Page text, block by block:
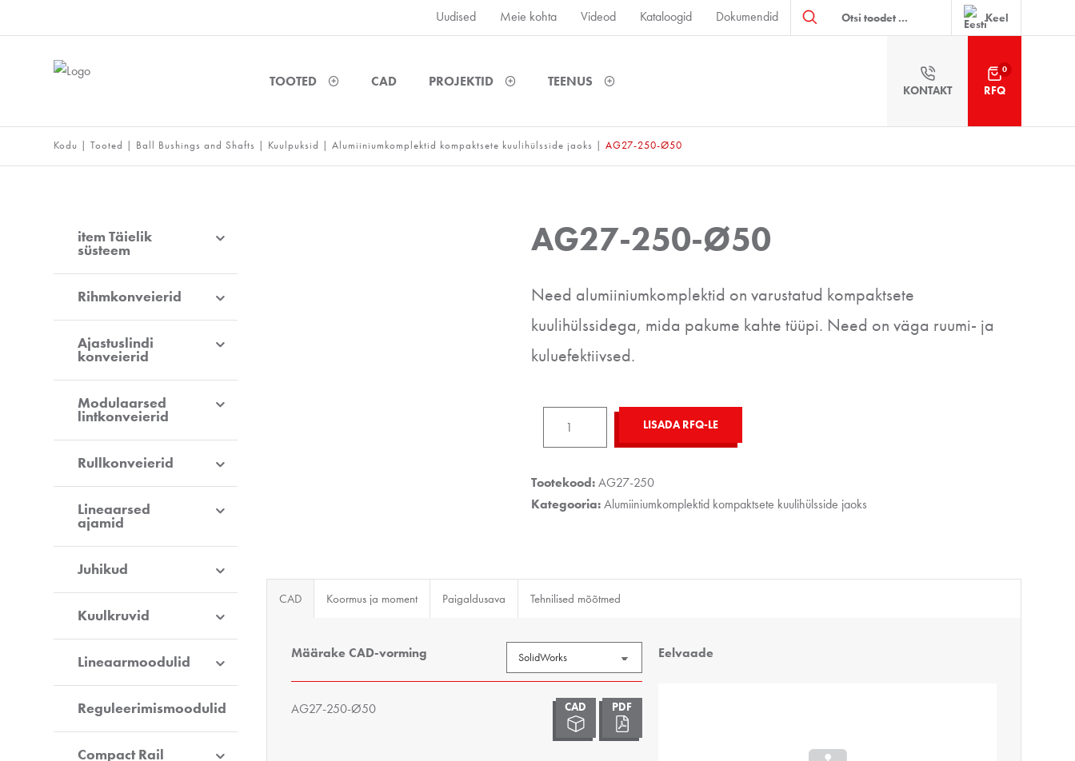
Uudised Meie kohta Videod Kataloogid Dokumendid search Keel
TOOTED CAD PROJEKTID TEENUS
KONTAKT
0
RFQ
Kodu |Tooted | Ball Bushings and Shafts | Kuulpuksid |Alumiiniumkomplektid kompaktsete kuulihülsside jaoks |AG27-250-Ø50
item Täielik
süsteem
Rihmkonveierid
Ajastuslindi
konveierid
Modulaarsed
lintkonveierid
Rullkonveierid
Lineaarsed
ajamid
Juhikud
Kuulkruvid
Lineaarmoodulid
Reguleerimismoodulid
Compact Rail
AG27-250-Ø50
Need alumiiniumkomplektid on varustatud kompaktsete
kuulihülssidega, mida pakume kahte tüüpi. Need on väga ruumi- ja
kuluefektiivsed.
kogus
LISADA RFQ-LE
Tootekood:AG27-250
Kategooria:Alumiiniumkomplektid kompaktsete kuulihülsside jaoks
CAD Koormus ja moment Paigaldusava Tehnilised mõõtmed
Määrake CAD-vorming
AG27-250-Ø50
Eelvaade